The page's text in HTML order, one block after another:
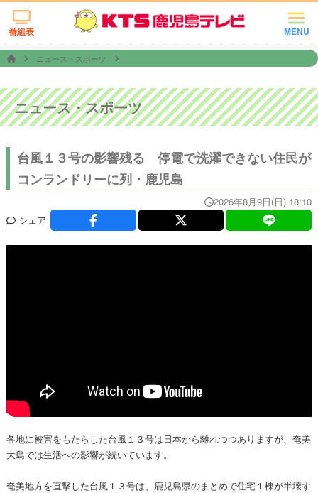
MENU
番組表
ニュース・スポーツ
ニュース・スポーツ
台風１３号の影響残る 停電で洗濯できない住民が
コンランドリーに列・鹿児島
2026年8月9日(日) 18:10
シェア
各地に被害をもたらした台風１３号は日本から離れつつありますが、奄美
大島では生活への影響が続いています。
奄美地方を直撃した台風１３号は、鹿児島県のまとめで住宅１棟が半壊す